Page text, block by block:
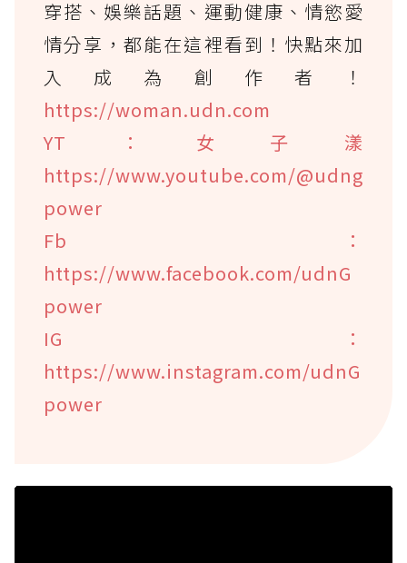
穿搭、娛樂話題、運動健康、情慾愛
情分享，都能在這裡看到！快點來加
入成為創作者！
https://woman.udn.com
YT：女子漾
https://www.youtube.com/@udng
power
Fb：
https://www.facebook.com/udnG
power
IG：
https://www.instagram.com/udnG
power